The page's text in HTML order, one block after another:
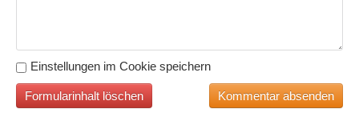
Einstellungen im Cookie speichern